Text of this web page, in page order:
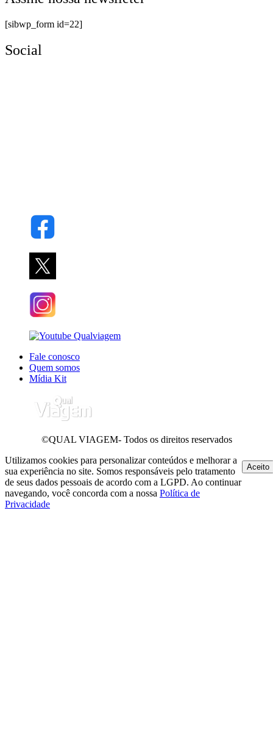
[sibwp_form id=22]
Social
Fale conosco
Quem somos
Mídia Kit
©QUAL VIAGEM- Todos os direitos reservados
Utilizamos cookies para personalizar conteúdos e melhorar a
sua experiência no site. Somos responsáveis pelo tratamento
de seus dados pessoais de acordo com a LGPD. Ao continuar
navegando, você concorda com a nossa Política de
Privacidade
Aceito